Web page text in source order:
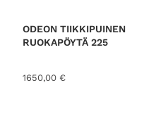
t
e
ODEON TIIKKIPUINEN
RUOKAPÖYTÄ 225
1650,00 €